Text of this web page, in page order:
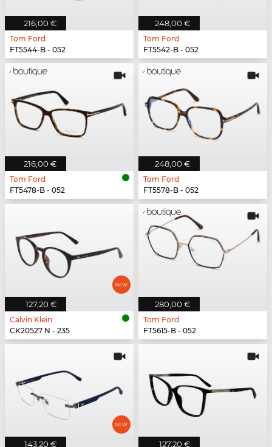
216,00 €
Tom Ford
FT5544-B - 052
248,00 €
Tom Ford
FT5542-B - 052
216,00 €
Tom Ford
FT5478-B - 052
248,00 €
Tom Ford
FT5578-B - 052
127,20 €
Calvin Klein
CK20527 N - 235
280,00 €
Tom Ford
FT5615-B - 052
143,20 € 127,20 €